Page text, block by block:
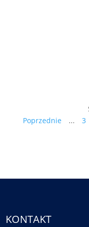
Poprzednie
... 3
KONTAKT